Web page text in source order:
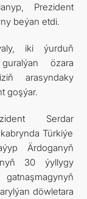
Prezident
beýan etdi.
iki ýurduň
özara
arasyndaky
goşýar.
Serdar
Türkiýe
Ärdoganyň
30 ýyllygy
döwletara